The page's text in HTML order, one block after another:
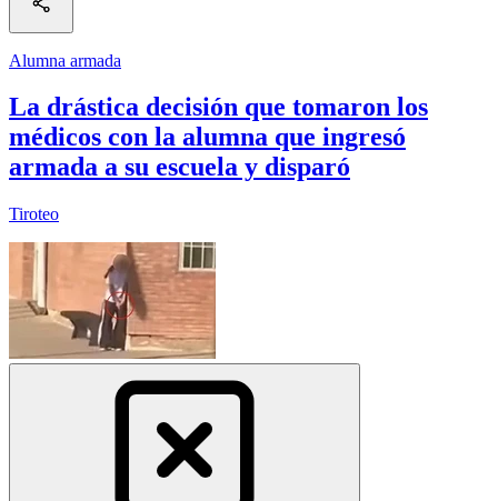
Alumna armada
La drástica decisión que tomaron los
médicos con la alumna que ingresó
armada a su escuela y disparó
Tiroteo